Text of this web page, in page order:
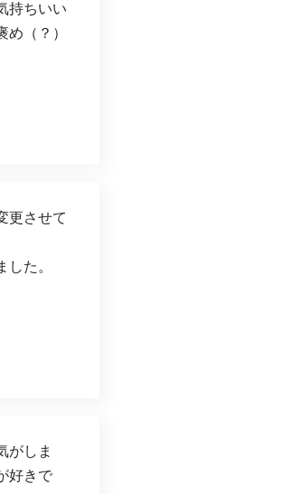
持ちいい
（？）
更させて
た。
がしま
好きで